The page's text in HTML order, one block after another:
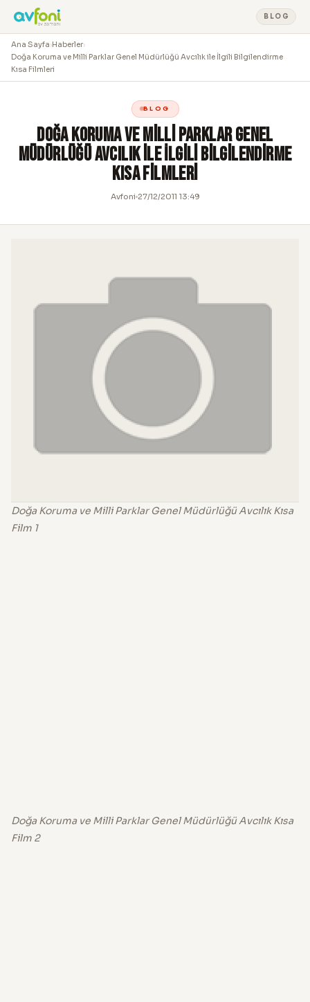
BLOG
Ana Sayfa›Haberler›
Doğa Koruma ve Milli Parklar Genel Müdürlüğü Avcılık ile İlgili Bilgilendirme
Kısa Filmleri
BLOG
Doğa Koruma ve Milli Parklar Genel
Müdürlüğü Avcılık ile İlgili Bilgilendirme
Kısa Filmleri
Avfoni 27/12/2011 13:49
Doğa Koruma ve Milli Parklar Genel Müdürlüğü Avcılık Kısa
Film 1
Doğa Koruma ve Milli Parklar Genel Müdürlüğü Avcılık Kısa
Film 2